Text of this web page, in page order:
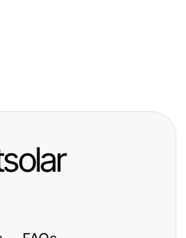
具for Passive